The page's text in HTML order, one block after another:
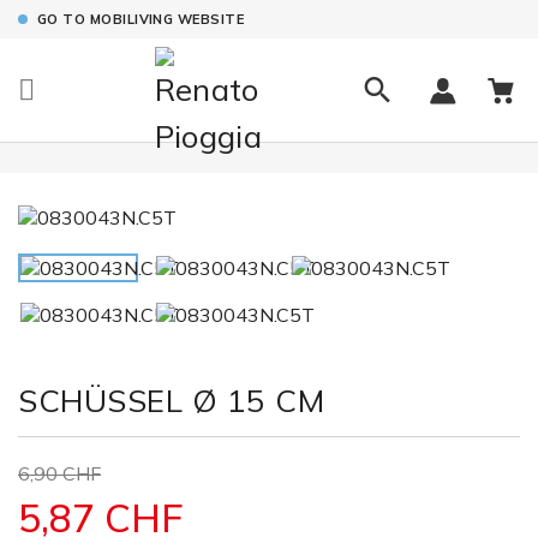
GO TO MOBILIVING WEBSITE

SCHÜSSEL Ø 15 CM
6,90 CHF
5,87 CHF